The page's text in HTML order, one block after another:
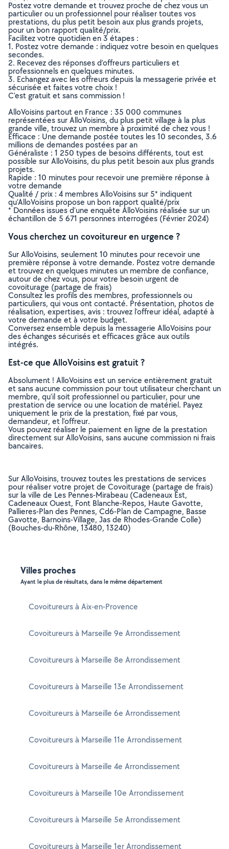
Postez votre demande et trouvez proche de chez vous un
particulier ou un professionnel pour réaliser toutes vos
prestations, du plus petit besoin aux plus grands projets,
pour un bon rapport qualité/prix.
Facilitez votre quotidien en 3 étapes :
1. Postez votre demande : indiquez votre besoin en quelques
secondes.
2. Recevez des réponses d’offreurs particuliers et
professionnels en quelques minutes.
3. Echangez avec les offreurs depuis la messagerie privée et
sécurisée et faites votre choix !
C’est gratuit et sans commission !
AlloVoisins partout en France : 35 000 communes
représentées sur AlloVoisins, du plus petit village à la plus
grande ville, trouvez un membre à proximité de chez vous !
Efficace : Une demande postée toutes les 10 secondes, 3.6
millions de demandes postées par an
Généraliste : 1 250 types de besoins différents, tout est
possible sur AlloVoisins, du plus petit besoin aux plus grands
projets.
Rapide : 10 minutes pour recevoir une première réponse à
votre demande
Qualité / prix : 4 membres AlloVoisins sur 5* indiquent
qu’AlloVoisins propose un bon rapport qualité/prix
* Données issues d’une enquête AlloVoisins réalisée sur un
échantillon de 5 671 personnes interrogées (Février 2024)
Vous cherchez un covoitureur en urgence ?
Sur AlloVoisins, seulement 10 minutes pour recevoir une
première réponse à votre demande. Postez votre demande
et trouvez en quelques minutes un membre de confiance,
autour de chez vous, pour votre besoin urgent de
covoiturage (partage de frais)
Consultez les profils des membres, professionnels ou
particuliers, qui vous ont contacté. Présentation, photos de
réalisation, expertises, avis : trouvez l'offreur idéal, adapté à
votre demande et à votre budget.
Conversez ensemble depuis la messagerie AlloVoisins pour
des échanges sécurisés et efficaces grâce aux outils
intégrés.
Est-ce que AlloVoisins est gratuit ?
Absolument ! AlloVoisins est un service entièrement gratuit
et sans aucune commission pour tout utilisateur cherchant un
membre, qu’il soit professionnel ou particulier, pour une
prestation de service ou une location de matériel. Payez
uniquement le prix de la prestation, fixé par vous,
demandeur, et l’offreur.
Vous pouvez réaliser le paiement en ligne de la prestation
directement sur AlloVoisins, sans aucune commission ni frais
bancaires.
Sur AlloVoisins, trouvez toutes les prestations de services
pour réaliser votre projet de Covoiturage (partage de frais)
sur la ville de Les Pennes-Mirabeau (Cadeneaux Est,
Cadeneaux Ouest, Font Blanche-Repos, Haute Gavotte,
Pallieres-Plan des Pennes, Cd6-Plan de Campagne, Basse
Gavotte, Barnoins-Village, Jas de Rhodes-Grande Colle)
(Bouches-du-Rhône, 13480, 13240)
Villes proches
Ayant le plus de résultats, dans le même département
Covoitureurs à Aix-en-Provence
Covoitureurs à Marseille 9e Arrondissement
Covoitureurs à Marseille 8e Arrondissement
Covoitureurs à Marseille 13e Arrondissement
Covoitureurs à Marseille 6e Arrondissement
Covoitureurs à Marseille 11e Arrondissement
Covoitureurs à Marseille 4e Arrondissement
Covoitureurs à Marseille 10e Arrondissement
Covoitureurs à Marseille 5e Arrondissement
Covoitureurs à Marseille 1er Arrondissement